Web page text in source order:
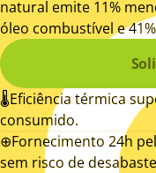
natural emite 11%
óleo combustível e
🌡Eficiência térmica
consumido.
⊕Fornecimento 24h
sem risco de